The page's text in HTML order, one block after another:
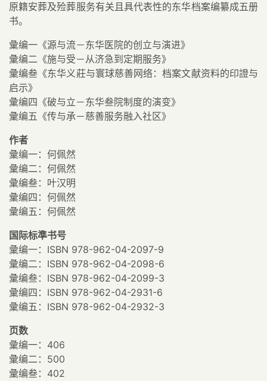
原籍安葬及殓葬服务有关且具代表性的东华档案编纂成五册
书。
彙编一《源与流－东华医院的创立与演进》
彙编二《施与受－从济急到定期服务》
彙编叁《东华义莊与寰球慈善网络：档案文献资料的印證与
启示》
彙编四《破与立－东华叁院制度的演变》
彙编五《传与承－慈善服务融入社区》
作者
彙编一：何佩然
彙编二：何佩然
彙编叁：叶汉明
彙编四：何佩然
彙编五：何佩然
国际标準书号
彙编一：ISBN 978-962-04-2097-9
彙编二：ISBN 978-962-04-2098-6
彙编叁：ISBN 978-962-04-2099-3
彙编四：ISBN 978-962-04-2931-6
彙编五：ISBN 978-962-04-2932-3
页数
彙编一：406
彙编二：500
彙编叁：402